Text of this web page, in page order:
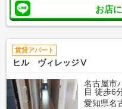
お店
賃貸アパート
ヒル ヴィレッジⅤ
名古屋市
目 徒歩6
愛知県名